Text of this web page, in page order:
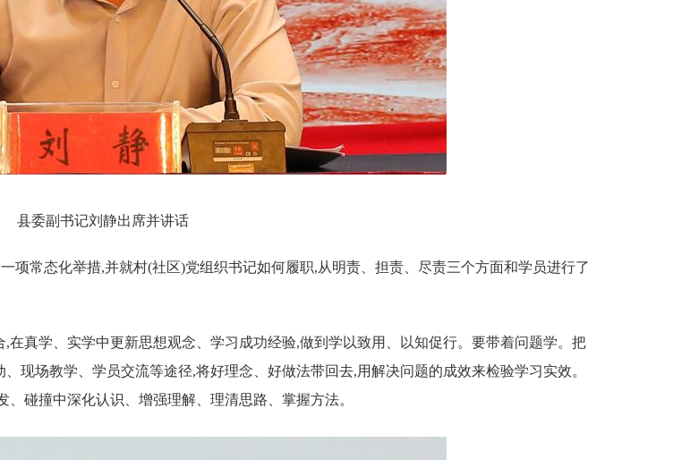
县委副书记刘静出席并讲话
项常态化举措,并就村(社区)党组织书记如何履职,从明责、担责、尽责三个方面和学员进行了
真学、实学中更新思想观念、学习成功经验,做到学以致用、以知促行。要带着问题学。把
现场教学、学员交流等途径,将好理念、好做法带回去,用解决问题的成效来检验学习实效。
碰撞中深化认识、增强理解、理清思路、掌握方法。